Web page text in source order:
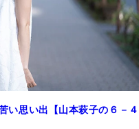
い思い出【山本萩子の６－４